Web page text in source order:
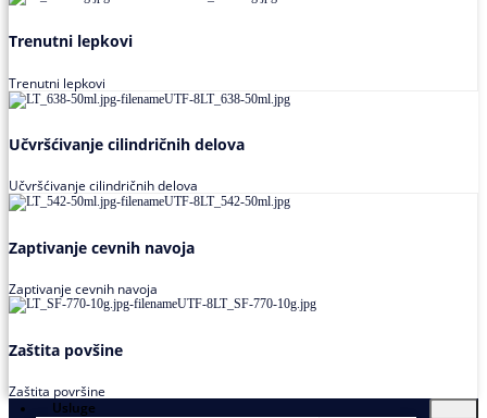
Trenutni lepkovi
Trenutni lepkovi
Učvršćivanje cilindričnih delova
Učvršćivanje cilindričnih delova
Zaptivanje cevnih navoja
Zaptivanje cevnih navoja
Zaštita povšine
Zaštita površine
Usluge